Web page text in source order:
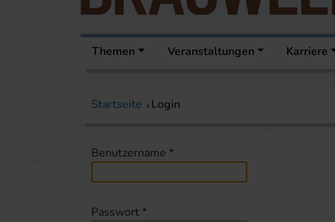
Themen Veranstaltungen Karriere
Startseite Login
Benutzername *
Passwort *